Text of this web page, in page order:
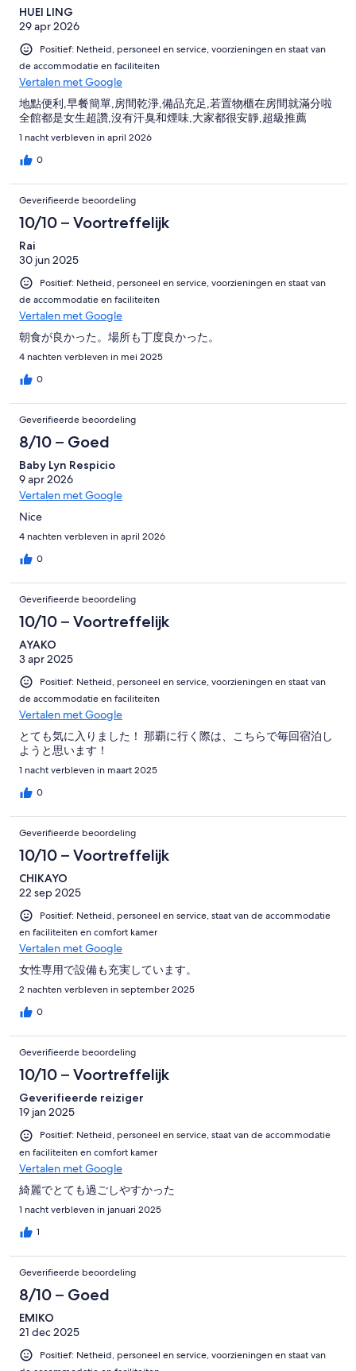
HUEI LING
29 apr 2026
Positief: Netheid, personeel en service, voorzieningen en staat van
de accommodatie en faciliteiten
Vertalen met Google
地點便利,早餐簡單,房間乾淨,備品充足,若置物櫃在房間就滿分啦
全館都是女生超讚,沒有汗臭和煙味,大家都很安靜,超級推薦
1 nacht verbleven in april 2026
0
Geverifieerde beoordeling
10/10 – Voortreffelijk
Rai
30 jun 2025
Positief: Netheid, personeel en service, voorzieningen en staat van
de accommodatie en faciliteiten
Vertalen met Google
朝食が良かった。場所も丁度良かった。
4 nachten verbleven in mei 2025
0
Geverifieerde beoordeling
8/10 – Goed
Baby Lyn Respicio
9 apr 2026
Vertalen met Google
Nice
4 nachten verbleven in april 2026
0
Geverifieerde beoordeling
10/10 – Voortreffelijk
AYAKO
3 apr 2025
Positief: Netheid, personeel en service, voorzieningen en staat van
de accommodatie en faciliteiten
Vertalen met Google
とても気に入りました！ 那覇に行く際は、こちらで毎回宿泊し
ようと思います！
1 nacht verbleven in maart 2025
0
Geverifieerde beoordeling
10/10 – Voortreffelijk
CHIKAYO
22 sep 2025
Positief: Netheid, personeel en service, staat van de accommodatie
en faciliteiten en comfort kamer
Vertalen met Google
女性専用で設備も充実しています。
2 nachten verbleven in september 2025
0
Geverifieerde beoordeling
10/10 – Voortreffelijk
Geverifieerde reiziger
19 jan 2025
Positief: Netheid, personeel en service, staat van de accommodatie
en faciliteiten en comfort kamer
Vertalen met Google
綺麗でとても過ごしやすかった
1 nacht verbleven in januari 2025
1
Geverifieerde beoordeling
8/10 – Goed
EMIKO
21 dec 2025
Positief: Netheid, personeel en service, voorzieningen en staat van